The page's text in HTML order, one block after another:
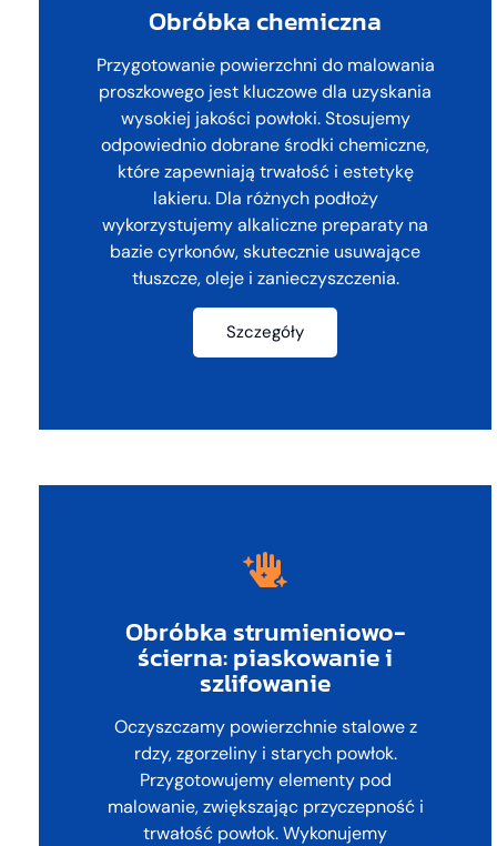
Obróbka chemiczna
Przygotowanie powierzchni do malowania
proszkowego jest kluczowe dla uzyskania
wysokiej jakości powłoki. Stosujemy
odpowiednio dobrane środki chemiczne,
które zapewniają trwałość i estetykę
lakieru. Dla różnych podłoży
wykorzystujemy alkaliczne preparaty na
bazie cyrkonów, skutecznie usuwające
tłuszcze, oleje i zanieczyszczenia.
Szczegóły
Obróbka strumieniowo-
ścierna: piaskowanie i
szlifowanie
Oczyszczamy powierzchnie stalowe z
rdzy, zgorzeliny i starych powłok.
Przygotowujemy elementy pod
malowanie, zwiększając przyczepność i
trwałość powłok. Wykonujemy